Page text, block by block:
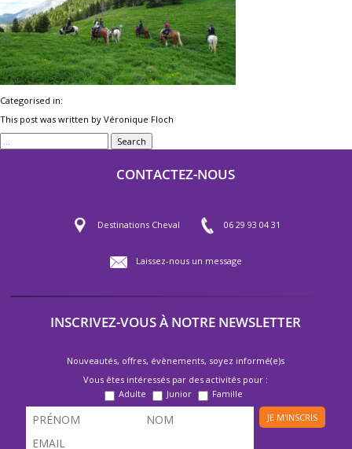
Categorised in:
This post was written by Véronique Floch
Search
CONTACTEZ-NOUS
Destinations Cheval 06 29 93 04 31
Laissez-nous un message
INSCRIVEZ-VOUS À NOTRE NEWSLETTER
Nouveautés, offres, évènements, soyez informé(e)s
Vous êtes intéressés par des activités pour :
Adulte
Junior
Famille
JE M'INSCRIS